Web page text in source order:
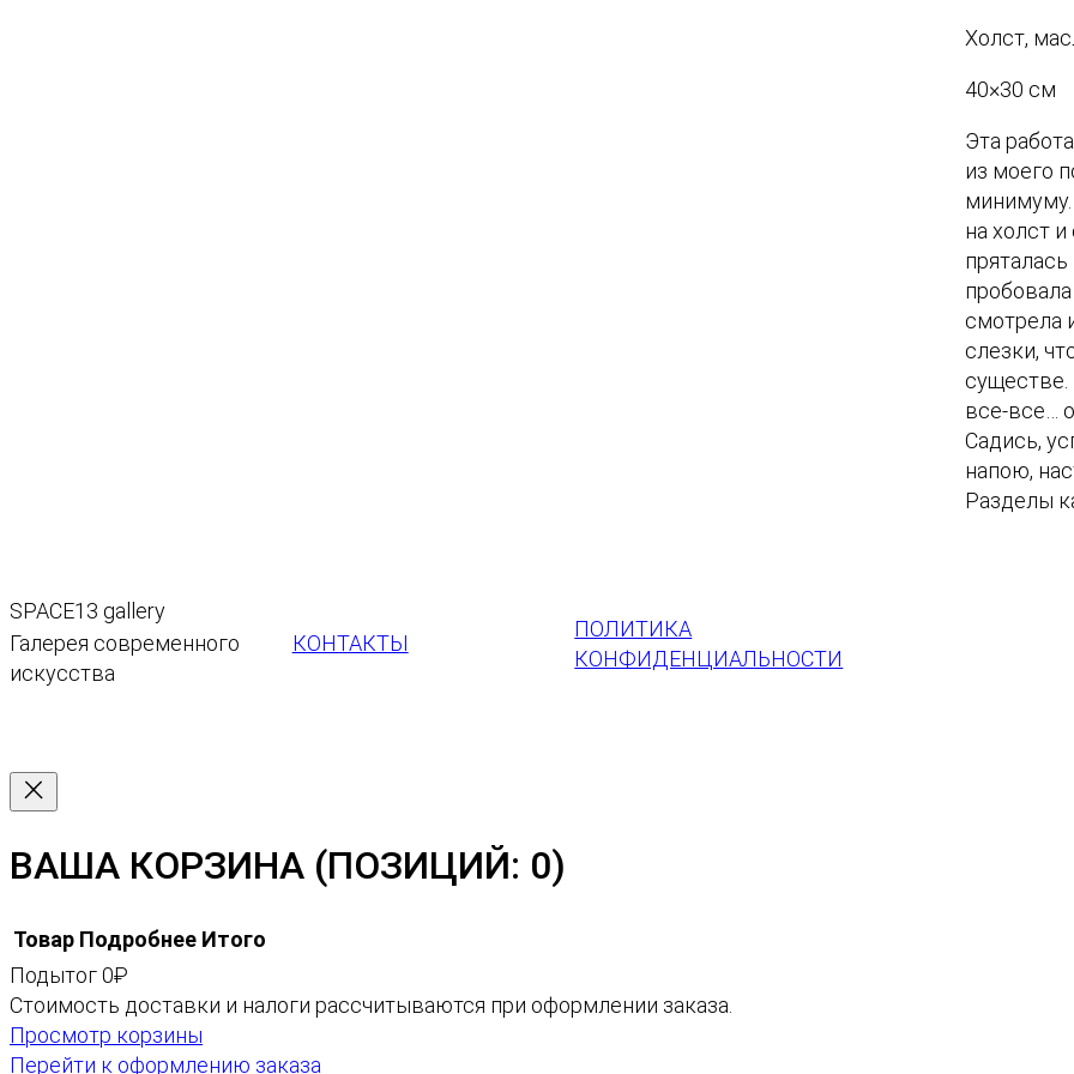
ч
с
в
о
т
о
в
а
р
а
С
о
ф
и
Холст,
40×30 см
Эта
из моего
на холст
смотрела
слезки,
существе.
все-все…
Садись,
напою,
Разделы
SPACE13 gallery
Галерея современного
искусства
КОНТАКТЫ
ПОЛИТИКА
КОНФИДЕНЦИАЛЬНОСТИ
ВАША КОРЗИНА (ПОЗИЦИЙ: 0)
ТОВАРЫ
В
Товар Подробнее Итого
Подытог0₽
Стоимость доставки и налоги рассчитываются при оформлении заказа.
Просмотр корзины
Перейти к оформлению заказа